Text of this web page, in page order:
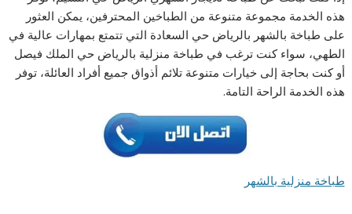
هذه الخدمة مجموعة متنوعة من الطباخين المحترفين، يمكن العثور
على طباخة بالشهر بالرياض حي السعادة التي تتمتع بمهارات عالية في
الطهي، سواء كنت ترغب في طباخة منزلية بالرياض حي الملك فيصل
أو كنت بحاجة إلى خيارات متنوعة تلائم أذواق جميع أفراد العائلة، توفر
هذه الخدمة الراحة التامة.
طباخة منزلية بالشهر